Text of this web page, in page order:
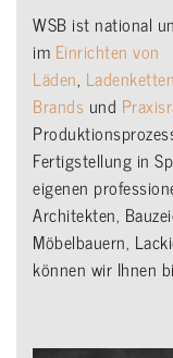
WSB ist national
im Einrichten von
Läden, Ladenketten
Brands und
Fertigstellung in
eigenen
Architekten,
Möbelbauern,
können wir Ihnen